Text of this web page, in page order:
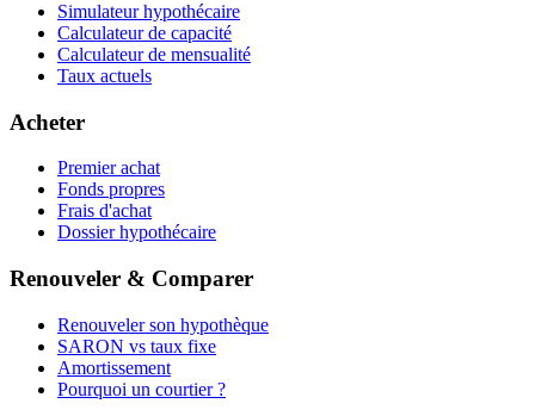
Simulateur hypothécaire
Calculateur de capacité
Calculateur de mensualité
Taux actuels
Acheter
Premier achat
Fonds propres
Frais d'achat
Dossier hypothécaire
Renouveler & Comparer
Renouveler son hypothèque
SARON vs taux fixe
Amortissement
Pourquoi un courtier ?